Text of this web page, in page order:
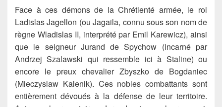
Face à ces démons de la Chrétienté armée, le roi
Ladislas Jagellon (ou Jagaila, connu sous son nom de
règne Wladislas II, interprété par Emil Karewicz), ainsi
que le seigneur Jurand de Spychow (incarné par
Andrzej Szalawski qui ressemble ici à Staline) ou
encore le preux chevalier Zbyszko de Bogdaniec
(Mieczyslaw Kalenik). Ces nobles combattants sont
entièrement dévoués à la défense de leur territoire.